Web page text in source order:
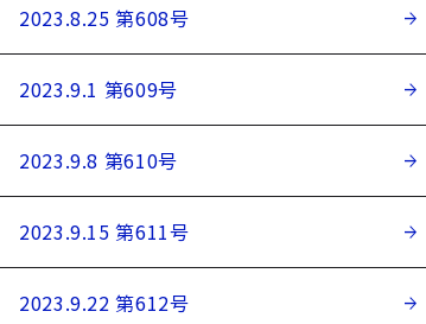
2023.8.25 第608号
2023.9.1 第609号
2023.9.8 第610号
2023.9.15 第611号
2023.9.22 第612号